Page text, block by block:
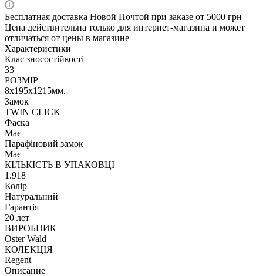
Бесплатная доставка Новой Почтой при заказе от 5000 грн
Цена действительна только для интернет-магазина и может
отличаться от цены в магазине
Характеристики
Клас зносостійкості
33
РОЗМІР
8х195х1215мм.
Замок
TWIN CLICK
Фаска
Має
Парафіновий замок
Має
КІЛЬКІСТЬ В УПАКОВЦІ
1.918
Колір
Натуральний
Гарантія
20 лет
ВИРОБНИК
Oster Wald
КОЛЕКЦІЯ
Regent
Описание